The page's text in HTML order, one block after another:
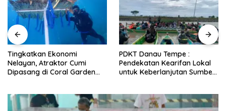
PDKT Danau Tempe :
Pendekatan Kearifan Lokal
untuk Keberlanjutan Sumber
Cara Mengatasi Penyakit
PMK pada Sapi Perah Secara
Alami dan Medis